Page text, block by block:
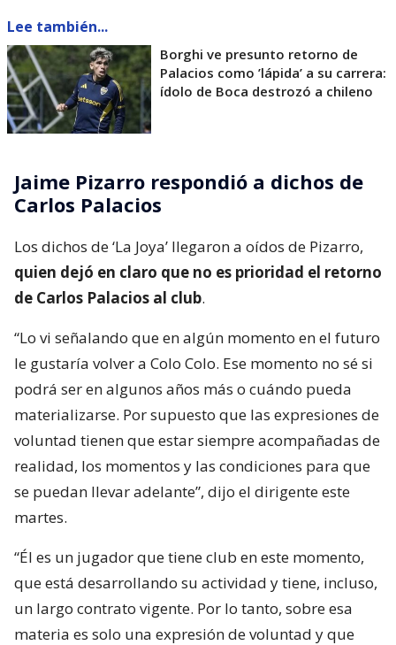
Lee también...
Borghi ve presunto retorno de
Palacios como ’lápida’ a su carrera:
ídolo de Boca destrozó a chileno
Jaime Pizarro respondió a dichos de
Carlos Palacios
Los dichos de ‘La Joya’ llegaron a oídos de Pizarro,
quien dejó en claro que no es prioridad el retorno
de Carlos Palacios al club.
“Lo vi señalando que en algún momento en el futuro
le gustaría volver a Colo Colo. Ese momento no sé si
podrá ser en algunos años más o cuándo pueda
materializarse. Por supuesto que las expresiones de
voluntad tienen que estar siempre acompañadas de
realidad, los momentos y las condiciones para que
se puedan llevar adelante”, dijo el dirigente este
martes.
“Él es un jugador que tiene club en este momento,
que está desarrollando su actividad y tiene, incluso,
un largo contrato vigente. Por lo tanto, sobre esa
materia es solo una expresión de voluntad y que